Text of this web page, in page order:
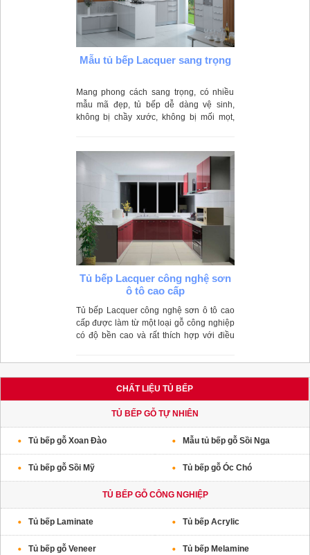
Mẫu tủ bếp Lacquer sang trọng
Mang phong cách sang trọng, có nhiều
mẫu mã đẹp, tủ bếp dễ dàng vệ sinh,
không bị chầy xước, không bị mối mọt,
Tủ bếp Lacquer công nghệ sơn
ô tô cao cấp
Tủ bếp Lacquer công nghệ sơn ô tô cao
cấp được làm từ một loại gỗ công nghiệp
có độ bền cao và rất thích hợp với điều
ta.
CHẤT LIỆU TỦ BẾP
TỦ BẾP GỖ TỰ NHIÊN
Tủ bếp gỗ Xoan Đào Mẫu tủ bếp gỗ Sồi Nga
Tủ bếp gỗ Sồi Mỹ Tủ bếp gỗ Óc Chó
TỦ BẾP GỖ CÔNG NGHIỆP
Tủ bếp Laminate Tủ bếp Acrylic
Tủ bếp gỗ Veneer Tủ bếp Melamine